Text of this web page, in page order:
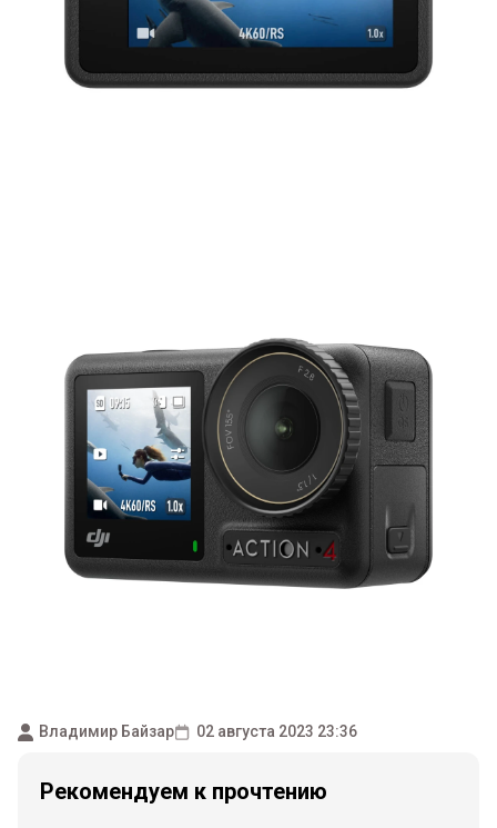
Владимир Байзар 02 августа 2023 23:36
Рекомендуем к прочтению